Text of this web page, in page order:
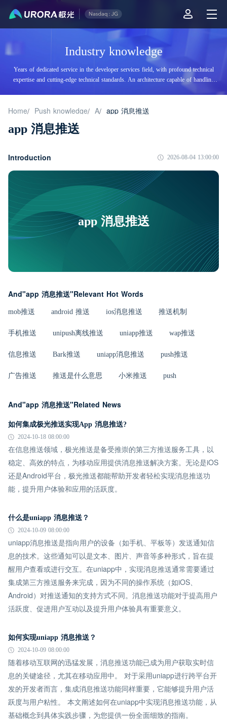
Industry knowledge
Years of dedicated service in the developer services field, with profound technical
expertise and cutting-edge technical standards. An architecture capable of handling
tens of billions of daily visits, supporting billions of high-concurrency accesses.
Home/ Push knowledge/ A/ app 消息推送
app 消息推送
Introduction 2026-08-04 13:00:00
app 消息推送
And"app 消息推送"Relevant Hot Words
mob推送 android 推送 ios消息推送 推送机制
手机推送 unipush离线推送 uniapp推送 wap推送
信息推送 Bark推送 uniapp消息推送 push推送
广告推送 推送是什么意思 小米推送 push
And"app 消息推送"Related News
如何集成极光推送实现App 消息推送?
2024-10-18 08:00:00
在信息推送领域，极光推送是备受推崇的第三方推送服务工具，以
稳定、高效的特点，为移动应用提供消息推送解决方案。无论是iOS
还是Android平台，极光推送都能帮助开发者轻松实现消息推送功
能，提升用户体验和应用的活跃度。
什么是uniapp 消息推送？
2024-10-09 08:00:00
uniapp消息推送是指向用户的设备（如手机、平板等）发送通知信
息的技术。这些通知可以是文本、图片、声音等多种形式，旨在提
醒用户查看或进行交互。在uniapp中，实现消息推送通常需要通过
集成第三方推送服务来完成，因为不同的操作系统（如iOS、
Android）对推送通知的支持方式不同。消息推送功能对于提高用户
活跃度、促进用户互动以及提升用户体验具有重要意义。
如何实现uniapp 消息推送？
2024-10-09 08:00:00
随着移动互联网的迅猛发展，消息推送功能已成为用户获取实时信
息的关键途径，尤其在移动应用中。 对于采用uniapp进行跨平台开
发的开发者而言，集成消息推送功能同样重要，它能够提升用户活
跃度与用户粘性。 本文阐述如何在uniapp中实现消息推送功能，从
基础概念到具体实践步骤，为您提供一份全面细致的指南。